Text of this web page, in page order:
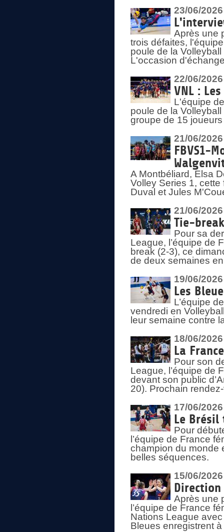
23/06/2026
Après une
trois défaites,
poule de la
L'occasion
22/06/2026
VNL :
L'équipe
poule de la
groupe de 15
21/06/2026
FBVS1-
A Montbéliard, Elsa
Volley Series 1,
Duval et Jules
21/06/2026
Tie-
Pour sa
League, l’équipe de
break (2-3), ce
de deux semaines
19/06/2026
Les
L’équipe
vendredi en
leur semaine contre
18/06/2026
La
Pour son
League, l’équipe de
devant son public
20). Prochain
17/06/2026
Le
Pour
l’équipe de France
champion du monde
belles séquences.
15/06/2026
Après une
l’équipe de France
Nations League
Bleues enregistrent